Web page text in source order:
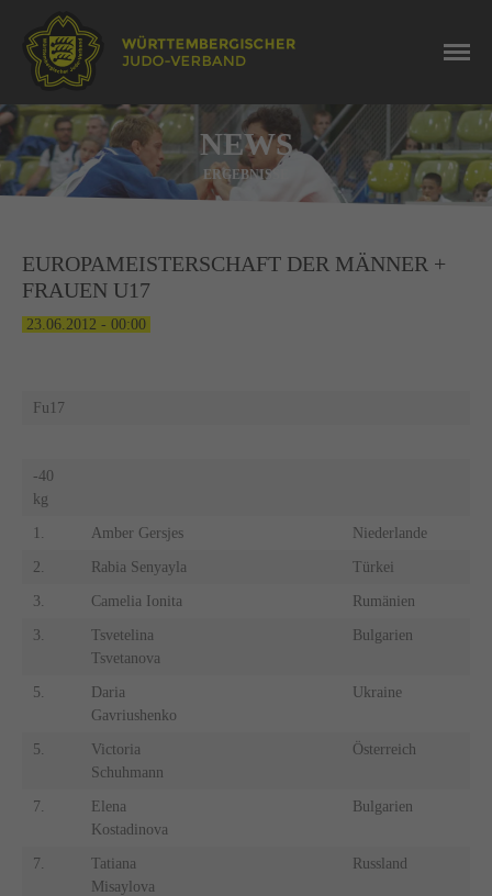
NEWS
ERGEBNISSE
EUROPAMEISTERSCHAFT DER MÄNNER +
FRAUEN U17
23.06.2012 - 00:00
Fu17
-40
kg
1. Amber Gersjes Niederlande
2. Rabia Senyayla Türkei
3. Camelia Ionita Rumänien
3.
Tsvetelina
Tsvetanova
Bulgarien
5.
Daria
Gavriushenko
Ukraine
5.
Victoria
Schuhmann
Österreich
7.
Elena
Kostadinova
Bulgarien
7.
Tatiana
Misaylova
Russland